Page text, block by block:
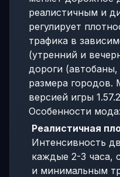
реалистичным и
регулирует
трафика в
(утренний и
дороги
размера
версией игры
Особенности мода:
Реалистичная
Интенсивность
каждые 2-3 часа,
и минимальным